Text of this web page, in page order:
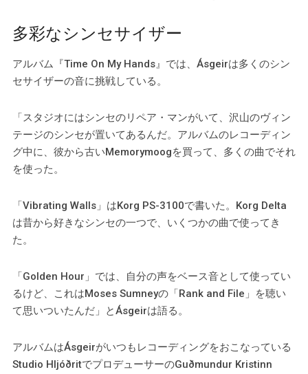
多彩なシンセサイザー
アルバム『Time On My Hands』では、Ásgeirは多くのシン
セサイザーの音に挑戦している。
「スタジオにはシンセのリペア・マンがいて、沢山のヴィン
テージのシンセが置いてあるんだ。アルバムのレコーディン
グ中に、彼から古いMemorymoogを買って、多くの曲でそれ
を使った。
「Vibrating Walls」はKorg PS-3100で書いた。Korg Delta
は昔から好きなシンセの一つで、いくつかの曲で使ってき
た。
「Golden Hour」では、自分の声をベース音として使ってい
るけど、これはMoses Sumneyの「Rank and File」を聴い
て思いついたんだ」とÁsgeirは語る。
アルバムはÁsgeirがいつもレコーディングをおこなっている
Studio HljóðritでプロデューサーのGuðmundur Kristinn